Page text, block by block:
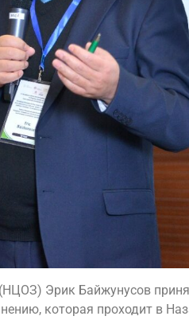
Эрик Байжунусов
которая проходит в